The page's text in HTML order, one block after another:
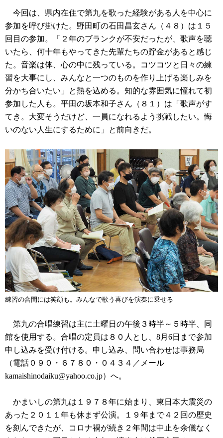
今回は、県内在住で第九を歌った経験がある人を中心に
参加を呼び掛けた。野田町の石田昌玄さん（４８）は１５
回目の参加。「２年のブランクが不安だったが、歌声を聴
いたら、何十年もやってきた先輩たちの貯金があると感じ
た。音楽は体、心の中に残っている。コツコツと日々の練
習を大事にし、みんなと一つのものを作り上げる楽しみを
分かち合いたい」と熱を込める。知的な雰囲気に憧れて初
参加した人も。平田の坂本和子さん（８１）は「歌声がす
てき。大変そうだけど、一員になれるよう挑戦したい。悔
いのない人生にするために」と前向きだ。
練習の合間には笑顔も。みんなで歌う喜びを演奏に乗せる
第九の合唱練習は主に土曜日の午後３時半～５時半、同
館を使用する。合唱の定員は８０人とし、8月6日まで参加
申し込みを受け付ける。申し込み、問い合わせは事務局
（電話０９０・６７８０・０４３４／メール
kamaishinodaiku@yahoo.co.jp）へ。
かまいしの第九は１９７８年に始まり、東日本大震災の
あった２０１１年も休まず公演。１９年まで４２回の歴史
を刻んできたが、コロナ禍が続き２年間は中止を余儀なく